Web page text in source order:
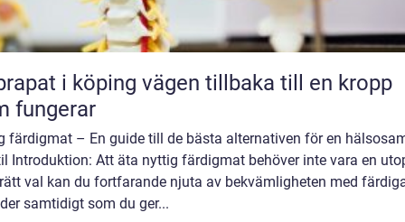
köping vägen tillbaka till en kropp
fungerar
färdigmat – En guide till de bästa alternativen för en
Introduktion: Att äta nyttig färdigmat behöver inte vara en
val kan du fortfarande njuta av bekvämligheten med
samtidigt som du ger...